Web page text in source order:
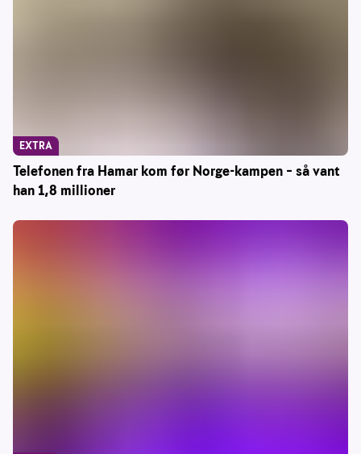
Telefonen fra Hamar kom før Norge-kampen – så vant
han 1,8 millioner
EXTRA